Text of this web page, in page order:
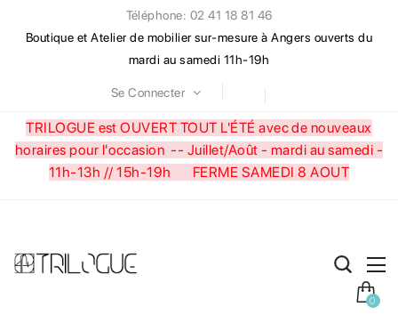
Téléphone: 02 41 18 81 46
Boutique et Atelier de mobilier sur-mesure à Angers ouverts du
mardi au samedi 11h-19h
Se Connecter
TRILOGUE est OUVERT TOUT L'ÉTÉ avec de nouveaux
horaires pour l'occasion -- Juillet/Août - mardi au samedi -
11h-13h // 15h-19h FERME SAMEDI 8 AOUT
0